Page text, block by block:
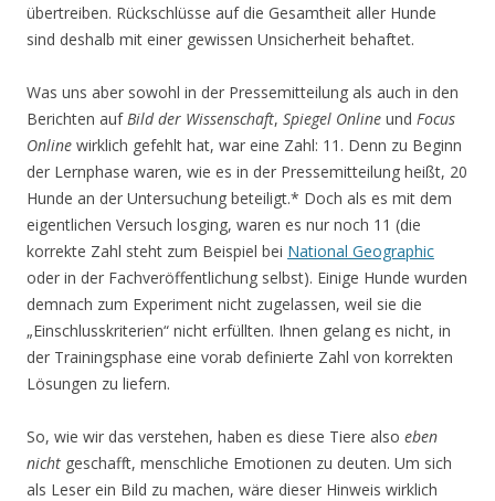
übertreiben. Rückschlüsse auf die Gesamtheit aller Hunde
sind deshalb mit einer gewissen Unsicherheit behaftet.
Was uns aber sowohl in der Pressemitteilung als auch in den
Berichten aufBild der Wissenschaft, Spiegel Online und Focus
Online wirklich gefehlt hat, war eine Zahl: 11. Denn zu Beginn
der Lernphase waren, wie es in der Pressemitteilung heißt, 20
Hunde an der Untersuchung beteiligt.* Doch als es mit dem
eigentlichen Versuch losging, waren es nur noch 11 (die
korrekte Zahl steht zum Beispiel bei National Geographic
oder in der Fachveröffentlichung selbst). Einige Hunde wurden
demnach zum Experiment nicht zugelassen, weil sie die
„Einschlusskriterien“ nicht erfüllten. Ihnen gelang es nicht, in
der Trainingsphase eine vorab definierte Zahl von korrekten
Lösungen zu liefern.
So, wie wir das verstehen, haben es diese Tiere also eben
nicht geschafft, menschliche Emotionen zu deuten. Um sich
als Leser ein Bild zu machen, wäre dieser Hinweis wirklich